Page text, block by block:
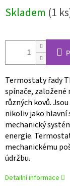
cena:
Skladem (1
Termostaty řady
spínače,
různých kovů.
nikoliv jako hlavní
mechanický
energie.
mechanickému
údržbu.
Detailní informace